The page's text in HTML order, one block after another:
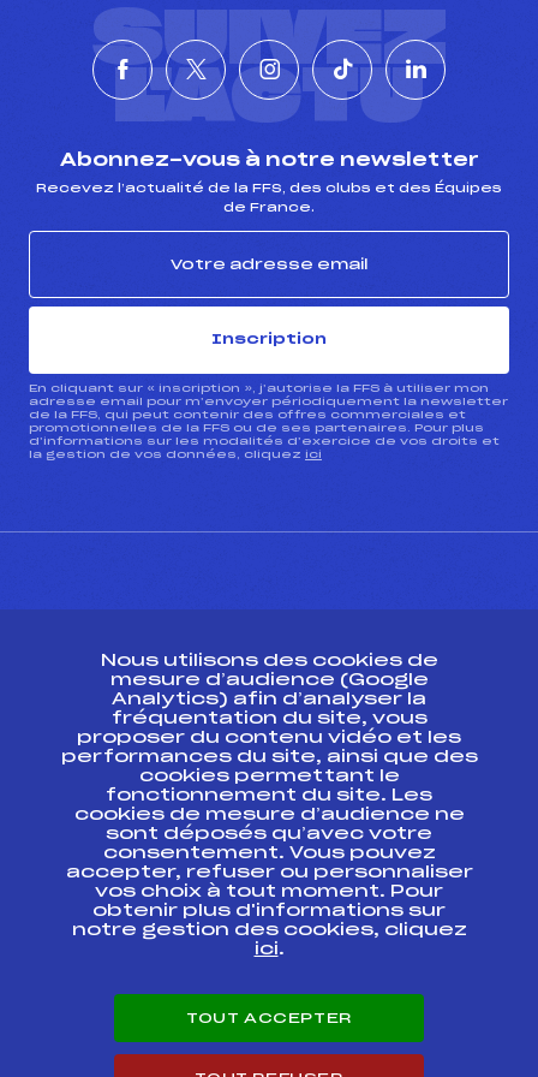
Type de Tir :SUIVEZ
L'ACTU
Abonnez-vous à notre newsletter
Recevez l’actualité de la FFS, des clubs et des Équipes
de France.
Inscription
En cliquant sur « inscription », j’autorise la FFS à utiliser mon
adresse email pour m’envoyer périodiquement la newsletter
de la FFS, qui peut contenir des offres commerciales et
promotionnelles de la FFS ou de ses partenaires. Pour plus
d’informations sur les modalités d’exercice de vos droits et
la gestion de vos données, cliquez ici
Ressources
Pass’Neige
Projet sportif fédéral
Projet de performance fédéral
Antidopage
Pôle Développement, Formation, Suivi
Scientifique
Listes ministérielles
Pôle vie de l’athlète
Enseignement professionnel
Carrières
Nous utilisons des cookies de
mesure d’audience (Google
Analytics) afin d’analyser la
fréquentation du site, vous
proposer du contenu vidéo et les
performances du site, ainsi que des
cookies permettant le
fonctionnement du site. Les
cookies de mesure d’audience ne
sont déposés qu’avec votre
consentement. Vous pouvez
accepter, refuser ou personnaliser
vos choix à tout moment. Pour
obtenir plus d'informations sur
notre gestion des cookies, cliquez
ici.
TOUT ACCEPTER